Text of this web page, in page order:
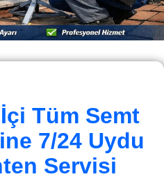
Tüm Semt
7/24 Uydu
Servisi